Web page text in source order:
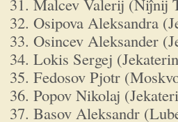
31. Malcev Valerij (Niĵnij
32. Osipova Aleksandra
33. Osincev Aleksander
34. Lokis Sergej
35. Fedosov Pjotr
36. Popov Nikolaj
37. Basov Aleksandr